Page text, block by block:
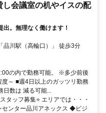
会議室の机やイスの配
出。無理なく働けます！
品川駅（高輪口）」 徒歩3分
の内で勤務可能。 ※多少前後
～ ■週4日以上のガッツリ勤務
日数は 減る可能...
タッフ募集⭐ エリアでは・・・
ンター品川アネックス ◆ビジ